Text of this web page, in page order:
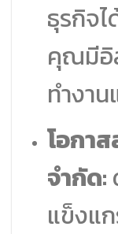
ธุรกิจ
คุณมีอิ
ทำงา
โอกา
จำกัด:
แข็งแ